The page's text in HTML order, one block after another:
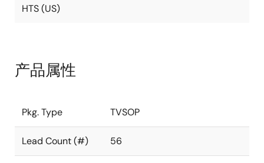
HTS (US)
产品属性
Pkg. Type TVSOP
Lead Count (#) 56